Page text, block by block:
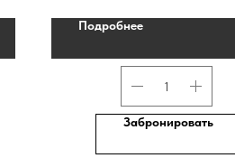
Подробнее
Забронировать